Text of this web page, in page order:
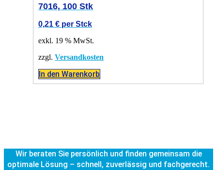
7016, 100 Stk
0,21 € per Stck
exkl. 19 % MwSt.
zzgl. Versandkosten
In den Warenkorb
Wir beraten Sie persönlich und finden gemeinsam die
optimale Lösung – schnell, zuverlässig und fachgerecht.